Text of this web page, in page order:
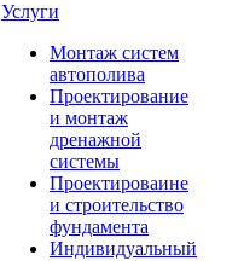
Услуги
Монтаж систем
автополива
Проектирование
и монтаж
дренажной
системы
Проектироваине
и строительство
фундамента
Индивидуальный